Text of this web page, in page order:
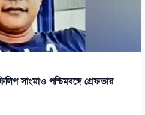
সাংমাও পশ্চিমবঙ্গে গ্রেফতার